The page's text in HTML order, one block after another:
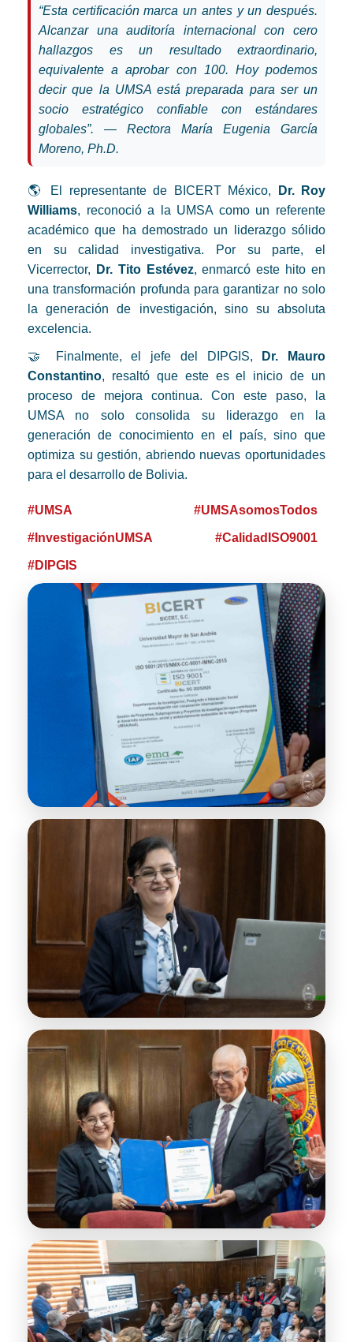
“Esta certificación marca un antes y un después.
Alcanzar una auditoría internacional con cero
hallazgos es un resultado extraordinario,
equivalente a aprobar con 100. Hoy podemos
decir que la UMSA está preparada para ser un
socio estratégico confiable con estándares
globales”. — Rectora María Eugenia García
Moreno, Ph.D.
🌎 El representante de BICERT México,
Dr. Roy
Williams, reconoció a la UMSA como un referente
académico que ha demostrado un liderazgo sólido
en su calidad investigativa. Por su parte, el
Vicerrector,
Dr. Tito Estévez, enmarcó este hito en
una transformación profunda para garantizar no solo
la generación de investigación, sino su absoluta
excelencia.
🤝 Finalmente, el jefe del DIPGIS,
Dr. Mauro
Constantino, resaltó que este es el inicio de un
proceso de mejora continua. Con este paso, la
UMSA no solo consolida su liderazgo en la
generación de conocimiento en el país, sino que
optimiza su gestión, abriendo nuevas oportunidades
para el desarrollo de Bolivia.
#UMSA #UMSAsomosTodos
#InvestigaciónUMSA #CalidadISO9001
#DIPGIS